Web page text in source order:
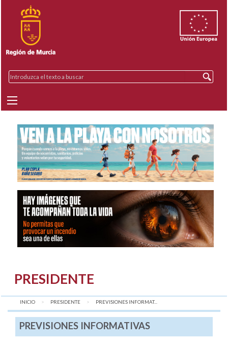
PRESIDENTE
INICIO PRESIDENTE AQUÍ:
PREVISIONES INFORMAT...
PREVISIONES INFORMATIVAS